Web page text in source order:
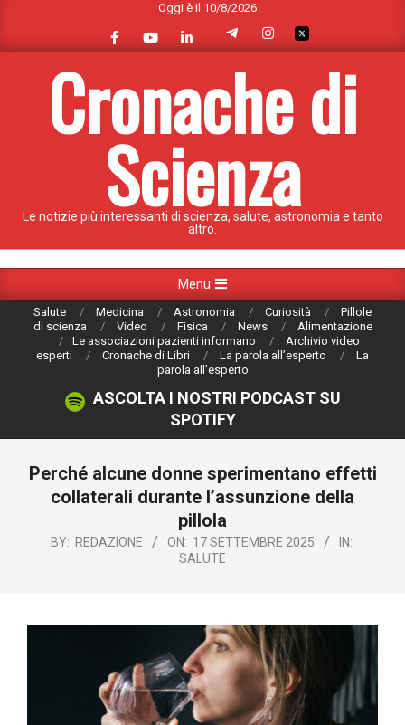
content
Oggi è il 10/8/2026
Cronache di
Scienza
Le notizie più interessanti di scienza, salute, astronomia e tanto
altro.
Navigation
Menu
Salute Medicina Astronomia Curiosità
Pillole
di scienza
Video Fisica News
Alimentazione
Le associazioni pazienti informano
Archivio video
esperti
Cronache di Libri La parola all’esperto
La
parola all’esperto
ASCOLTA I NOSTRI PODCAST SU
SPOTIFY
Perché alcune donne sperimentano effetti
collaterali durante l’assunzione della
pillola
BY: REDAZIONE ON: 17 SETTEMBRE 2025
IN:
SALUTE